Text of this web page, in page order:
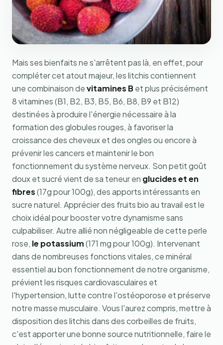
Mais ses bienfaits ne s'arrêtent pas là, en effet, pour
compléter cet atout majeur, les litchis contiennent
une combinaison devitamines Bet plus précisément
8 vitamines (B1, B2, B3, B5, B6, B8, B9 et B12)
destinées à produire l'énergie nécessaire à la
formation des globules rouges, à favoriser la
croissance des cheveux et des ongles ou encore à
prévenir les cancers et maintenir le bon
fonctionnement du système nerveux. Son petit goût
doux et sucré vient de sa teneur en glucides et en
fibres(17g pour 100g), des apports intéressants en
sucre naturel. Apprécier des fruits bio au travail est le
choix idéal pour booster votre dynamisme sans
culpabiliser. Autre allié non négligeable de cette perle
rose, le potassium(171 mg pour 100g). Intervenant
dans de nombreuses fonctions vitales, ce minéral
essentiel au bon fonctionnement de notre organisme,
prévient les risques cardiovasculaires et
l'hypertension, lutte contre l'ostéoporose et préserve
notre masse musculaire. Vous l'aurez compris, mettre à
disposition des litchis dans des corbeilles de fruits,
c'est apporter une bonne source nutritionnelle, faire le